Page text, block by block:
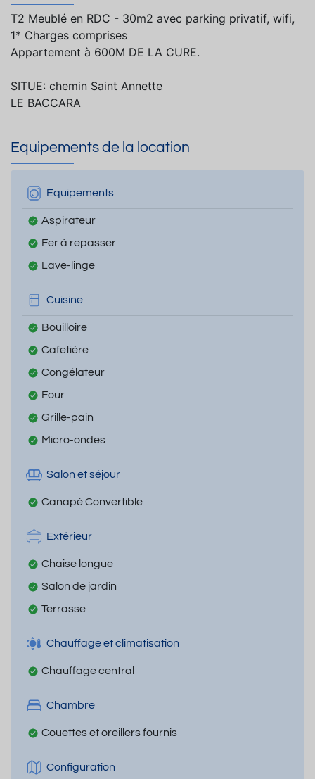
T2 Meublé en RDC - 30m2 avec parking privatif, wifi,
1* Charges comprises
Appartement à 600M DE LA CURE.
SITUE: chemin Saint Annette
LE BACCARA
Equipements de la location
Equipements
Aspirateur
Fer à repasser
Lave-linge
Cuisine
Bouilloire
Cafetière
Congélateur
Four
Grille-pain
Micro-ondes
Salon et séjour
Canapé Convertible
Extérieur
Chaise longue
Salon de jardin
Terrasse
Chauffage et climatisation
Chauffage central
Chambre
Couettes et oreillers fournis
Configuration